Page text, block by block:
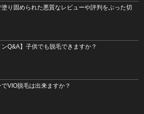
塗り固められた悪質なレビューや評判をぶった切
ンQ&A】子供でも脱毛できますか？
VIO脱毛は出来ますか？